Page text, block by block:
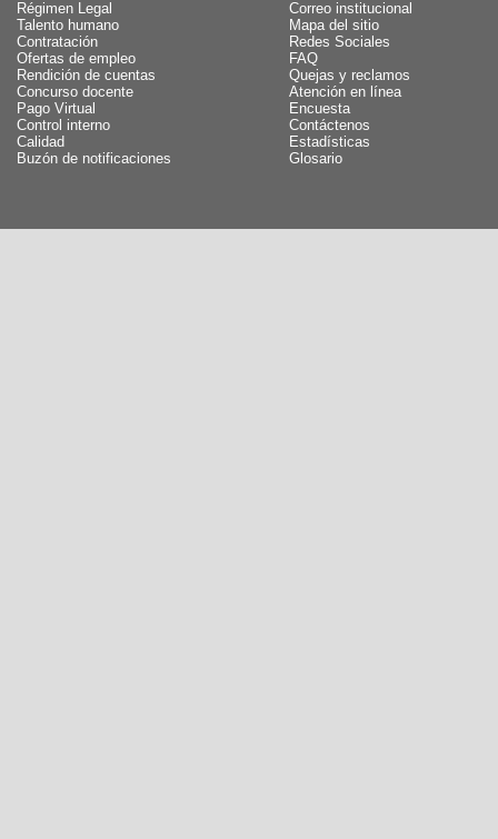
Régimen Legal
Talento humano
Contratación
Ofertas de empleo
Rendición de cuentas
Concurso docente
Pago Virtual
Control interno
Calidad
Buzón de notificaciones
Correo institucional
Mapa del sitio
Redes Sociales
FAQ
Quejas y reclamos
Atención en línea
Encuesta
Contáctenos
Estadísticas
Glosario